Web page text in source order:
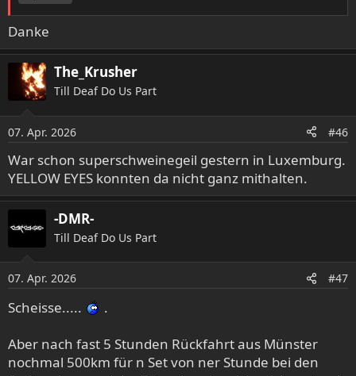
Danke
The_Krusher
Till Deaf Do Us Part
07. Apr. 2026 #46
War schon superschweinegeil gestern in Luxemburg.
YELLOW EYES konnten da nicht ganz mithalten.
-DMR-
Till Deaf Do Us Part
07. Apr. 2026 #47
Scheisse.....
.
Aber nach fast 5 Stunden Rückfahrt aus Münster
nochmal 500km für n Set von ner Stunde bei den